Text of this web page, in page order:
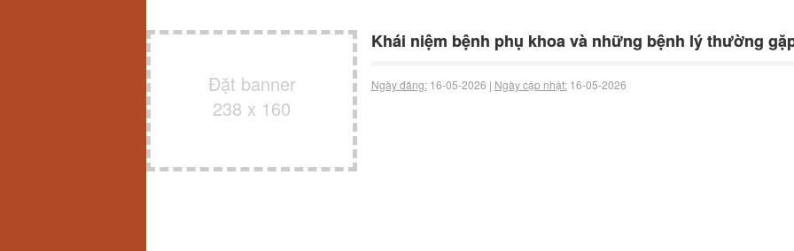
Đặt banner
238 x 160
Khái niệm bệnh phụ khoa và những bệnh lý thường
Ngày đăng:16-05-2026 | Ngày cập nhật:16-05-2026